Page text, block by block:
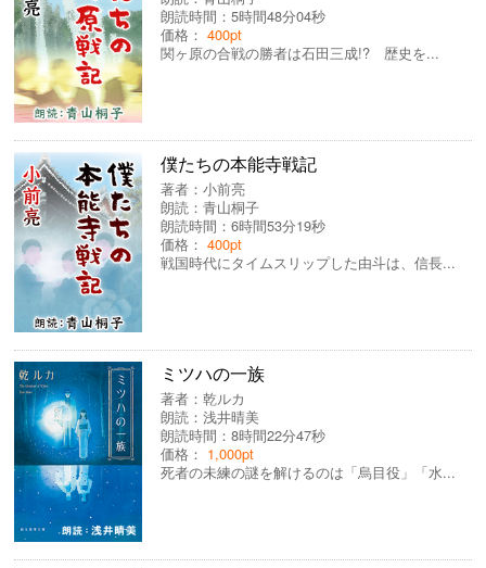
朗読時間：5時間48分04秒
価格：400pt
関ヶ原の合戦の勝者は石田三成!? 歴史を...
僕たちの本能寺戦記
著者：小前亮
朗読：青山桐子
朗読時間：6時間53分19秒
価格：400pt
戦国時代にタイムスリップした由斗は、信長...
ミツハの一族
著者：乾ルカ
朗読：浅井晴美
朗読時間：8時間22分47秒
価格： 1,000pt
死者の未練の謎を解けるのは「烏目役」「水...